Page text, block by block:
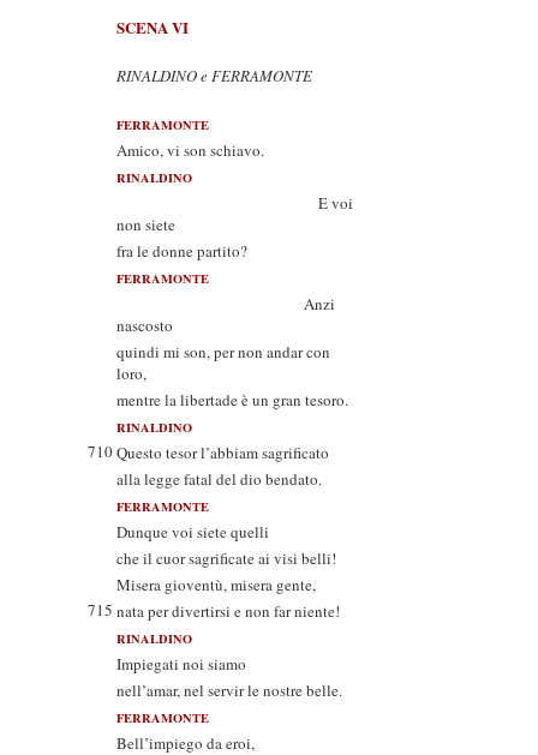
SCENA VI
RINALDINO e FERRAMONTE
FERRAMONTE
Amico, vi son schiavo.
RINALDINO
E voi
non siete
fra le donne partito?
FERRAMONTE
Anzi
nascosto
quindi mi son, per non andar con
loro,
mentre la libertade è un gran tesoro.
RINALDINO
710Questo tesor l’abbiam sagrificato
alla legge fatal del dio bendato.
FERRAMONTE
Dunque voi siete quelli
che il cuor sagrificate ai visi belli!
Misera gioventù, misera gente,
715 nata per divertirsi e non far niente!
RINALDINO
Impiegati noi siamo
nell’amar, nel servir le nostre belle.
FERRAMONTE
Bell’impiego da eroi,